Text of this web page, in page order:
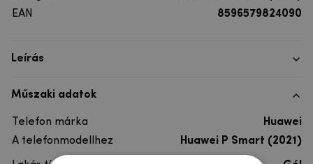
EAN
8596579824090
Leírás
Műszaki adatok
Telefon márka
Huawei
A telefonmodellhez
Huawei P Smart (2021)